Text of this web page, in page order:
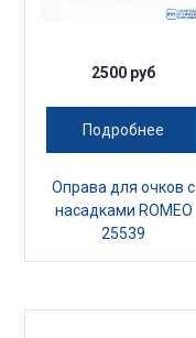
2500 руб
Подробнее
Оправа для очков с
насадками ROMEO
25539